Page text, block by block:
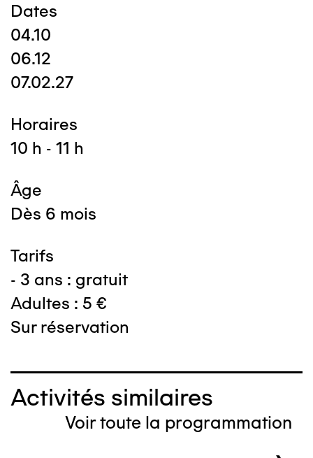
Dates
04.10
06.12
07.02.27
Horaires
10 h - 11 h
Âge
Dès 6 mois
Tarifs
- 3 ans : gratuit
Adultes : 5 €
Sur réservation
Activités similaires
Voir toute la programmation